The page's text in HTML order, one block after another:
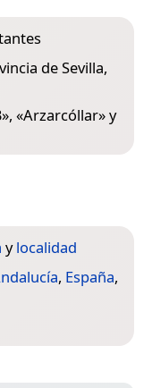
de Sevilla‎,
», «Arzarcóllar» y
ylocalidad
, España,